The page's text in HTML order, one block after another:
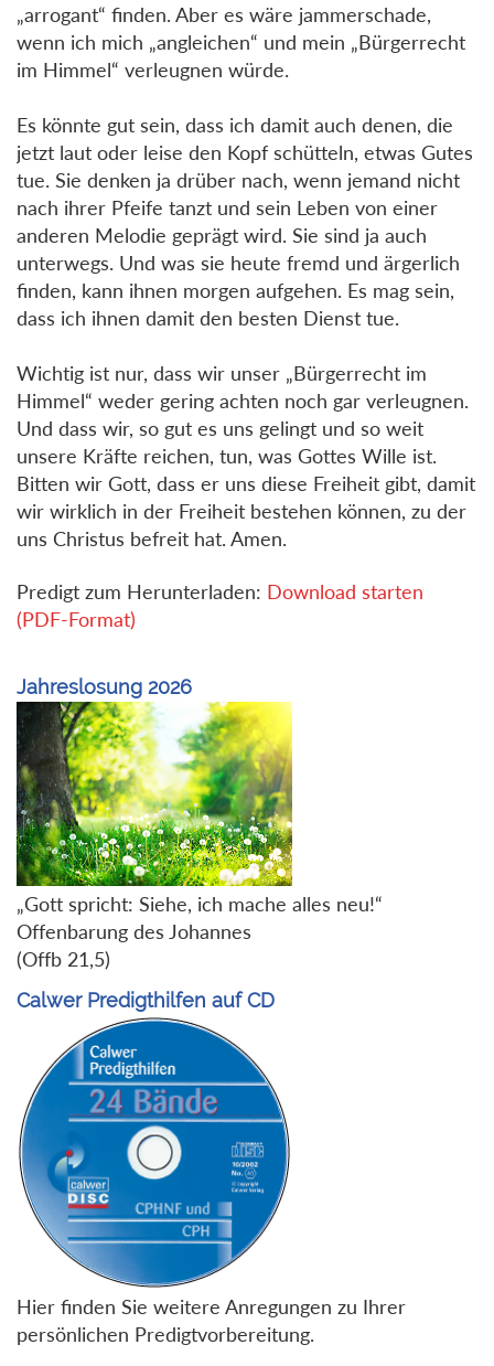
„arrogant“ finden. Aber es wäre jammerschade,
wenn ich mich „angleichen“ und mein „Bürgerrecht
im Himmel“ verleugnen würde.
Es könnte gut sein, dass ich damit auch denen, die
jetzt laut oder leise den Kopf schütteln, etwas Gutes
tue. Sie denken ja drüber nach, wenn jemand nicht
nach ihrer Pfeife tanzt und sein Leben von einer
anderen Melodie geprägt wird. Sie sind ja auch
unterwegs. Und was sie heute fremd und ärgerlich
finden, kann ihnen morgen aufgehen. Es mag sein,
dass ich ihnen damit den besten Dienst tue.
Wichtig ist nur, dass wir unser „Bürgerrecht im
Himmel“ weder gering achten noch gar verleugnen.
Und dass wir, so gut es uns gelingt und so weit
unsere Kräfte reichen, tun, was Gottes Wille ist.
Bitten wir Gott, dass er uns diese Freiheit gibt, damit
wir wirklich in der Freiheit bestehen können, zu der
uns Christus befreit hat. Amen.
Predigt zum Herunterladen: Download starten
(PDF-Format)
Jahreslosung 2026
„Gott spricht: Siehe, ich mache alles neu!“
Offenbarung des Johannes
(Offb 21,5)
Calwer Predigthilfen auf CD
Hier finden Sie weitere Anregungen zu Ihrer
persönlichen Predigtvorbereitung.